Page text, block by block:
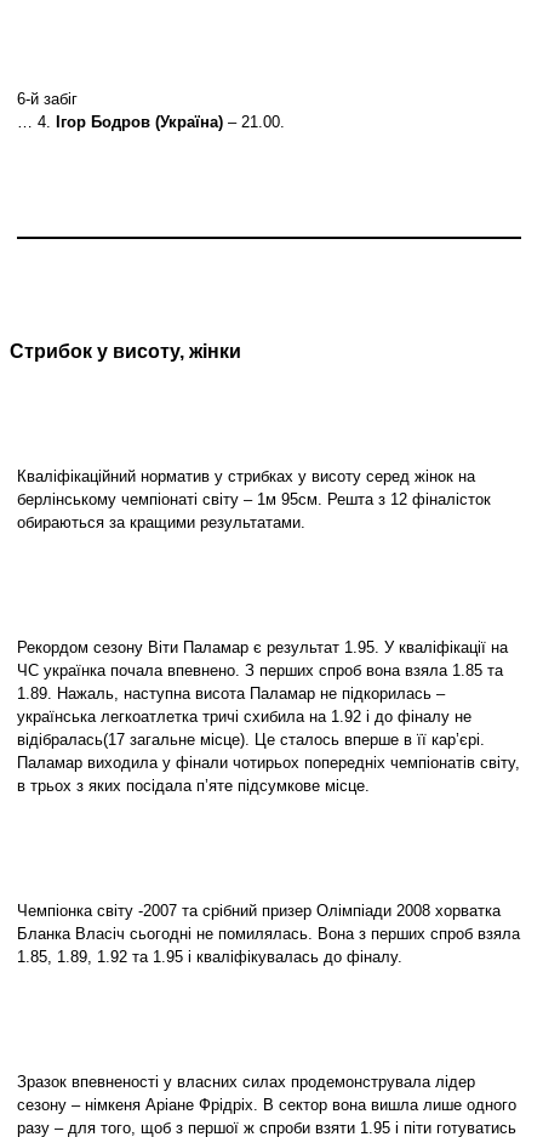
6-й забіг
… 4. Ігор Бодров (Україна) – 21.00.
Стрибок у висоту, жінки
Кваліфікаційний норматив у стрибках у висоту серед жінок на
берлінському чемпіонаті світу – 1м 95см. Решта з 12 фіналісток
обираються за кращими результатами.
Рекордом сезону Віти Паламар є результат 1.95. У кваліфікації на
ЧС українка почала впевнено. З перших спроб вона взяла 1.85 та
1.89. Нажаль, наступна висота Паламар не підкорилась –
українська легкоатлетка тричі схибила на 1.92 і до фіналу не
відібралась(17 загальне місце). Це сталось вперше в її кар’єрі.
Паламар виходила у фінали чотирьох попередніх чемпіонатів світу,
в трьох з яких посідала п’яте підсумкове місце.
Чемпіонка світу -2007 та срібний призер Олімпіади 2008 хорватка
Бланка Власіч сьогодні не помилялась. Вона з перших спроб взяла
1.85, 1.89, 1.92 та 1.95 і кваліфікувалась до фіналу.
Зразок впевненості у власних силах продемонструвала лідер
сезону – німкеня Аріане Фрідріх. В сектор вона вишла лише одного
разу – для того, щоб з першої ж спроби взяти 1.95 і піти готуватись